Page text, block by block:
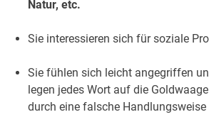
Natur, etc.
Sie interessieren sich für soziale
Sie fühlen sich leicht angegriffen
legen jedes Wort auf die
durch eine falsche